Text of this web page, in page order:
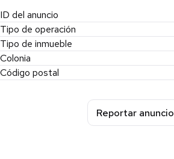
ID del anuncio
Tipo de operación
Tipo de inmueble
Colonia
Código postal
Reportar anuncio